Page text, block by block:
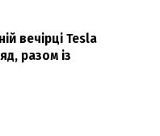
вечірці Tesla
разом із